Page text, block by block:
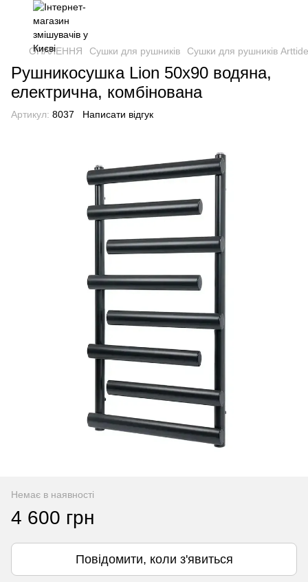
ОПАЛЕННЯ Сушки для рушників Сушки для рушників
Рушникосушка Lion 50х90 водяна,
електрична, комбінована
Артикул: 8037 Написати відгук
Немає в наявності
4 600 грн
Повідомити, коли з'явиться